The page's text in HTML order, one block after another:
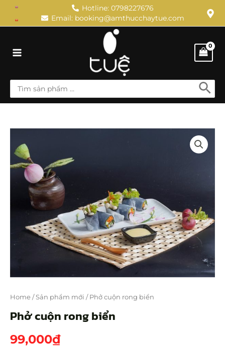
Hotline: 0798227676
Email: booking@amthucchaytue.com
Menu
Search
for:
Home /Sản phẩm mới / Phở cuộn rong biển
Phở cuộn rong biển
99,000₫
biển
quantity